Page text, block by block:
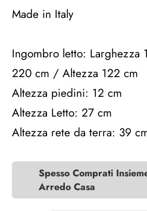
Made in Italy
Ingombro letto: Larghezza
220 cm / Altezza 122 cm
Altezza piedini: 12 cm
Altezza Letto: 27 cm
Altezza rete da terra: 39
Spesso Comprati
Arredo Casa